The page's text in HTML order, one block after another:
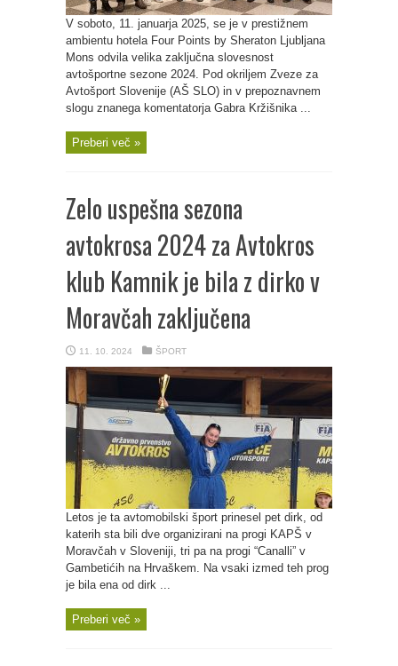
V soboto, 11. januarja 2025, se je v prestižnem
ambientu hotela Four Points by Sheraton Ljubljana
Mons odvila velika zaključna slovesnost
avtošportne sezone 2024. Pod okriljem Zveze za
Avtošport Slovenije (AŠ SLO) in v prepoznavnem
slogu znanega komentatorja Gabra Kržišnika ...
Preberi več »
Zelo uspešna sezona
avtokrosa 2024 za Avtokros
klub Kamnik je bila z dirko v
Moravčah zaključena
11. 10. 2024 ŠPORT
Letos je ta avtomobilski šport prinesel pet dirk, od
katerih sta bili dve organizirani na progi KAPŠ v
Moravčah v Sloveniji, tri pa na progi “Canalli” v
Gambetićih na Hrvaškem. Na vsaki izmed teh prog
je bila ena od dirk ...
Preberi več »